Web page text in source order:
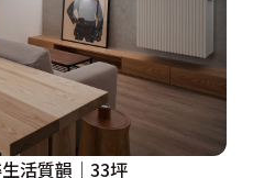
生活質韻│33坪